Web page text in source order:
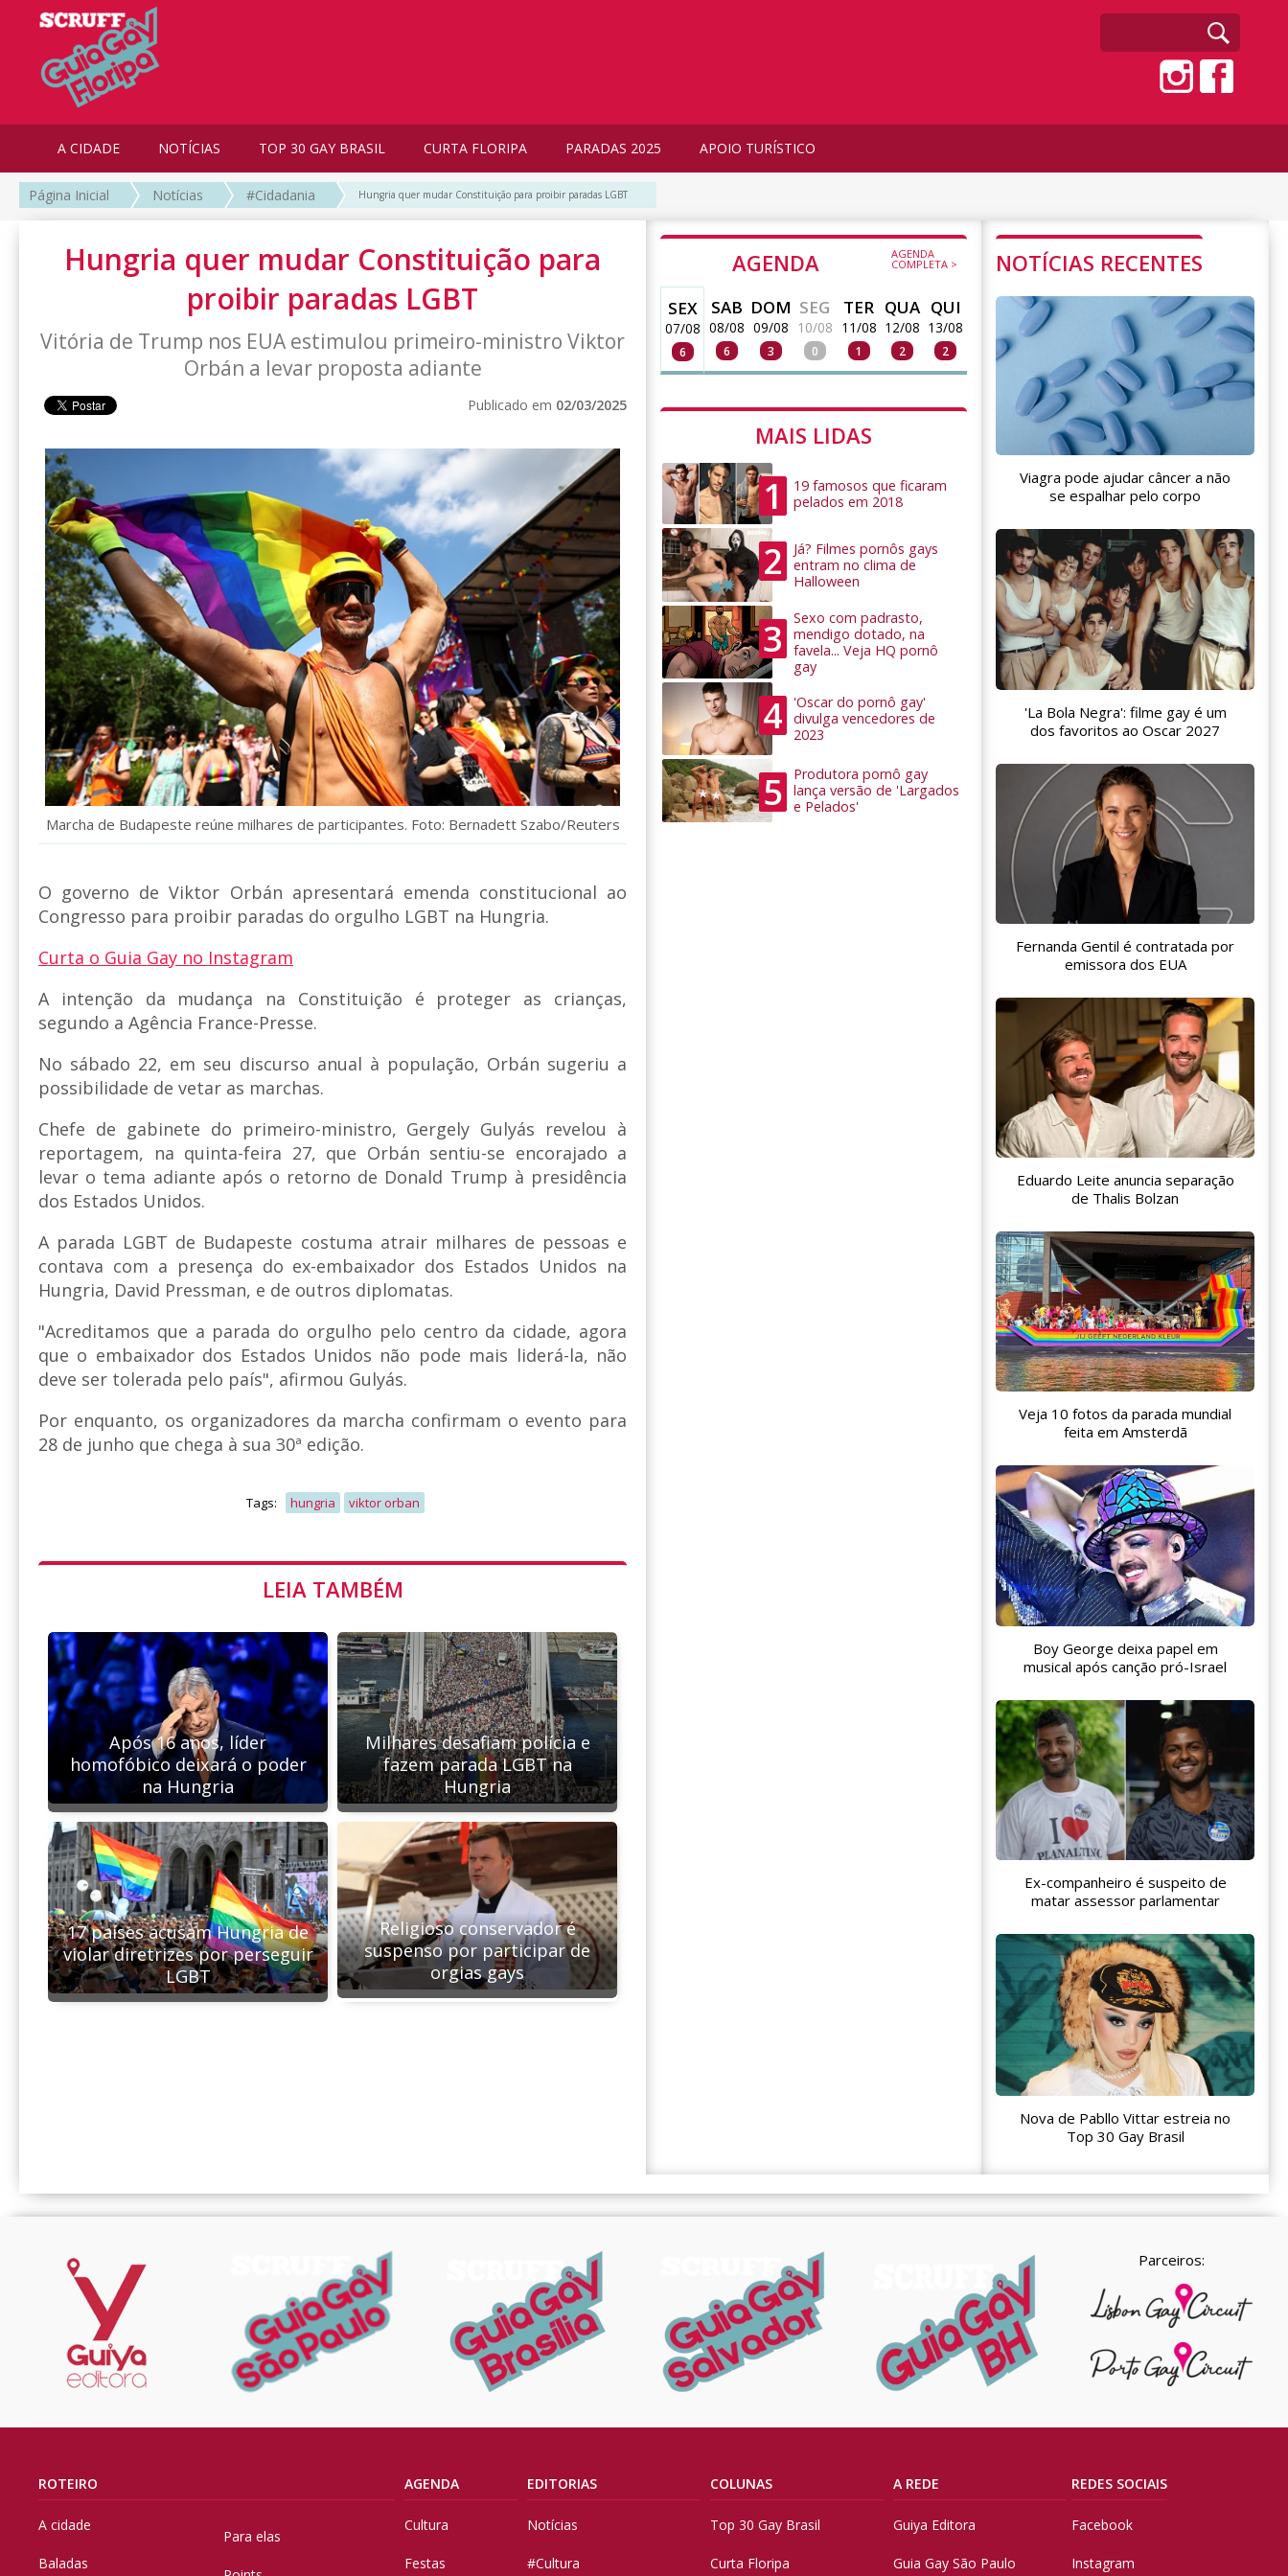
A CIDADE NOTÍCIAS TOP 30 GAY BRASIL CURTA FLORIPA PARADAS 2025 APOIO TURÍSTICO
Página Inicial Notícias #Cidadania Hungria quer mudar Constituição para proibir paradas LGBT
Hungria quer mudar Constituição para
proibir paradas LGBT
Vitória de Trump nos EUA estimulou primeiro-ministro Viktor
Orbán a levar proposta adiante
Publicado em 02/03/2025
Marcha de Budapeste reúne milhares de participantes. Foto: Bernadett Szabo/Reuters
O governo de Viktor Orbán apresentará emenda constitucional ao
Congresso para proibir paradas do orgulho LGBT na Hungria.
Curta o Guia Gay no Instagram
A intenção da mudança na Constituição é proteger as crianças,
segundo a Agência France-Presse.
No sábado 22, em seu discurso anual à população, Orbán sugeriu a
possibilidade de vetar as marchas.
Chefe de gabinete do primeiro-ministro, Gergely Gulyás revelou à
reportagem, na quinta-feira 27, que Orbán sentiu-se encorajado a
levar o tema adiante após o retorno de Donald Trump à presidência
dos Estados Unidos.
A parada LGBT de Budapeste costuma atrair milhares de pessoas e
contava com a presença do ex-embaixador dos Estados Unidos na
Hungria, David Pressman, e de outros diplomatas.
"Acreditamos que a parada do orgulho pelo centro da cidade, agora
que o embaixador dos Estados Unidos não pode mais liderá-la, não
deve ser tolerada pelo país", afirmou Gulyás.
Por enquanto, os organizadores da marcha confirmam o evento para
28 de junho que chega à sua 30ª edição.
Tags: hungria viktor orban
LEIA TAMBÉM
Após 16 anos, líder
homofóbico deixará o poder
na Hungria
Milhares desafiam polícia e
fazem parada LGBT na
Hungria
17 países acusam Hungria de
violar diretrizes por perseguir
LGBT
Religioso conservador é
suspenso por participar de
orgias gays
AGENDA AGENDA
COMPLETA >
SEX
07/08
6
SAB
08/08
6
DOM
09/08
3
SEG
10/08
0
TER
11/08
1
QUA
12/08
2
QUI
13/08
2
MAIS LIDAS
1
19 famosos que ficaram
pelados em 2018
2
Já? Filmes pornôs gays
entram no clima de
Halloween
3
Sexo com padrasto,
mendigo dotado, na
favela... Veja HQ pornô
gay
4
'Oscar do pornô gay'
divulga vencedores de
2023
5
Produtora pornô gay
lança versão de 'Largados
e Pelados'
NOTÍCIAS RECENTES
Viagra pode ajudar câncer a não
se espalhar pelo corpo
'La Bola Negra': filme gay é um
dos favoritos ao Oscar 2027
Fernanda Gentil é contratada por
emissora dos EUA
Eduardo Leite anuncia separação
de Thalis Bolzan
Veja 10 fotos da parada mundial
feita em Amsterdã
Boy George deixa papel em
musical após canção pró-Israel
Ex-companheiro é suspeito de
matar assessor parlamentar
Nova de Pabllo Vittar estreia no
Top 30 Gay Brasil
Parceiros:
ROTEIRO
A cidade
Baladas
Para elas
AGENDA
Cultura
Festas
EDITORIAS
Notícias
#Cultura
COLUNAS
Top 30 Gay Brasil
Curta Floripa
A REDE
Guiya Editora
Guia Gay São Paulo
REDES SOCIAIS
Facebook
Instagram